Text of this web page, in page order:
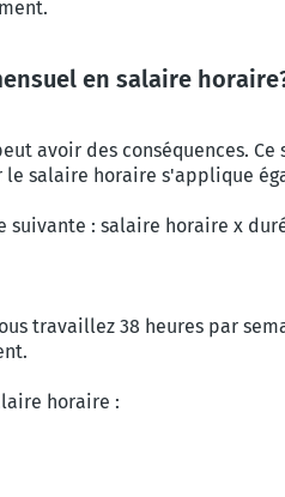
en salaire
avoir des conséquences.
salaire horaire s'applique
suivante : salaire horaire x
travaillez 38 heures par
horaire :